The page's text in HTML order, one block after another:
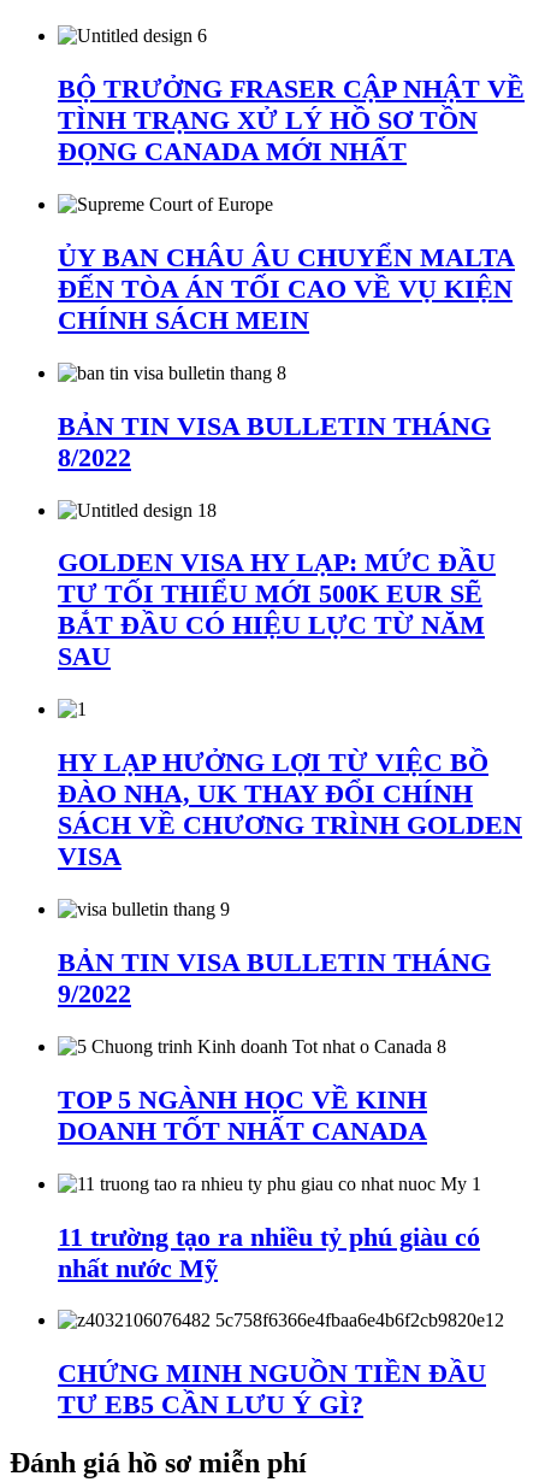
BỘ TRƯỞNG FRASER CẬP NHẬT VỀ
TÌNH TRẠNG XỬ LÝ HỒ SƠ TỒN
ĐỌNG CANADA MỚI NHẤT
ỦY BAN CHÂU ÂU CHUYỂN MALTA
ĐẾN TÒA ÁN TỐI CAO VỀ VỤ KIỆN
CHÍNH SÁCH MEIN
BẢN TIN VISA BULLETIN THÁNG
8/2022
GOLDEN VISA HY LẠP: MỨC ĐẦU
TƯ TỐI THIỂU MỚI 500K EUR SẼ
BẮT ĐẦU CÓ HIỆU LỰC TỪ NĂM
SAU
HY LẠP HƯỞNG LỢI TỪ VIỆC BỒ
ĐÀO NHA, UK THAY ĐỔI CHÍNH
SÁCH VỀ CHƯƠNG TRÌNH GOLDEN
VISA
BẢN TIN VISA BULLETIN THÁNG
9/2022
TOP 5 NGÀNH HỌC VỀ KINH
DOANH TỐT NHẤT CANADA
11 trường tạo ra nhiều tỷ phú giàu có
nhất nước Mỹ
CHỨNG MINH NGUỒN TIỀN ĐẦU
TƯ EB5 CẦN LƯU Ý GÌ?
Đánh giá hồ sơ miễn phí